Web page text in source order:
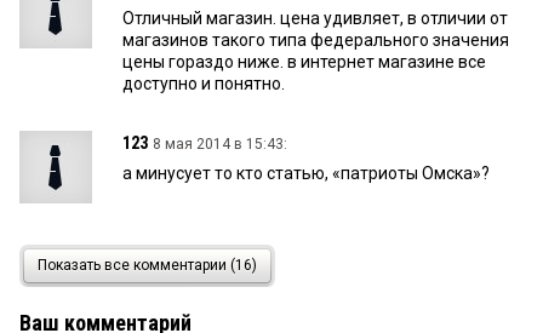
Отличный магазин. цена удивляет, в отличии от
магазинов такого типа федерального значения
цены гораздо ниже. в интернет магазине все
доступно и понятно.
123 8 мая 2014 в 15:43:
а минусует то кто статью, «патриоты Омска»?
8 мая 2014 в 15:42:
кто там так активно минусует материал в Омске,
Показать все комментарии (16)
Ваш комментарий